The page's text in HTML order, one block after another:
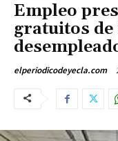
Empleo
gratuitos
elperiodicodeyecla.com